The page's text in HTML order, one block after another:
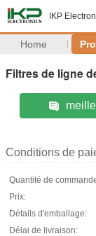
IKP
Home
Filtres de ligne
Conditions de
Quantité de
Prix:
Détails d'emballage:
Délai de livraison: